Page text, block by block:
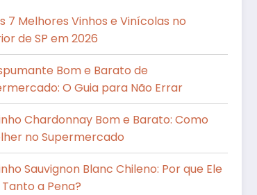
7 Melhores Vinhos e Vinícolas no
de SP em 2026
Bom e Barato de
O Guia para Não Errar
Chardonnay Bom e Barato: Como
no Supermercado
Sauvignon Blanc Chileno: Por que Ele
a Pena?